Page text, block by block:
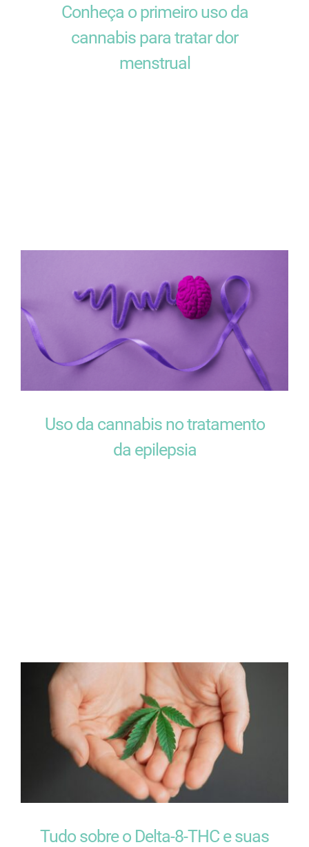
Conheça o primeiro uso da
cannabis para tratar dor
menstrual
Uso da cannabis no tratamento
da epilepsia
Tudo sobre o Delta-8-THC e suas